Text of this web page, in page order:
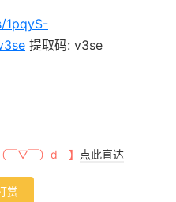
1pqyS-
提取码: v3se
￣▽￣）d 】 点此直达
赏